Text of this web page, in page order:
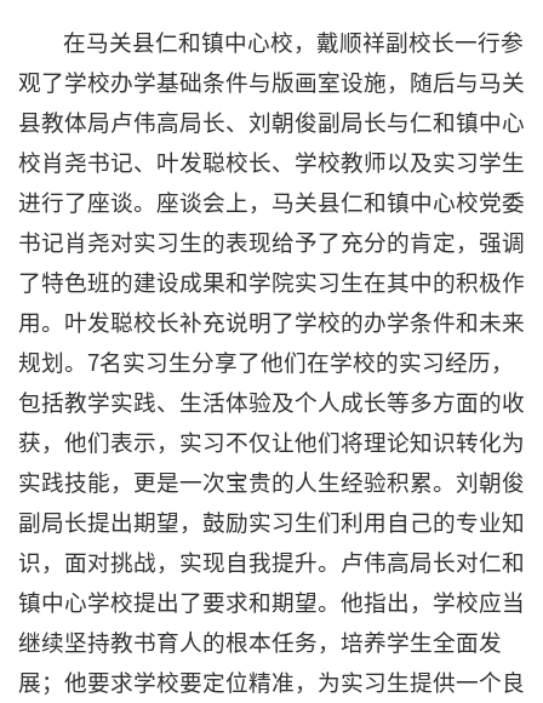
在马关县仁和镇中心校，戴顺祥副校长一行参
观了学校办学基础条件与版画室设施，随后与马关
县教体局卢伟高局长、刘朝俊副局长与仁和镇中心
校肖尧书记、叶发聪校长、学校教师以及实习学生
进行了座谈。座谈会上，马关县仁和镇中心校党委
书记肖尧对实习生的表现给予了充分的肯定，强调
了特色班的建设成果和学院实习生在其中的积极作
用。叶发聪校长补充说明了学校的办学条件和未来
规划。7名实习生分享了他们在学校的实习经历，
包括教学实践、生活体验及个人成长等多方面的收
获，他们表示，实习不仅让他们将理论知识转化为
实践技能，更是一次宝贵的人生经验积累。刘朝俊
副局长提出期望，鼓励实习生们利用自己的专业知
识，面对挑战，实现自我提升。卢伟高局长对仁和
镇中心学校提出了要求和期望。他指出，学校应当
继续坚持教书育人的根本任务，培养学生全面发
展；他要求学校要定位精准，为实习生提供一个良